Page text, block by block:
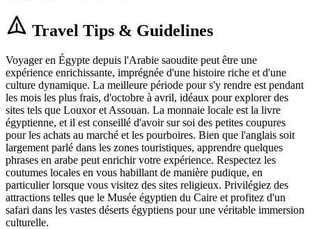
Travel Tips & Guidelines
Voyager en Égypte depuis l'Arabie saoudite peut être une
expérience enrichissante, imprégnée d'une histoire riche et d'une
culture dynamique. La meilleure période pour s'y rendre est pendant
les mois les plus frais, d'octobre à avril, idéaux pour explorer des
sites tels que Louxor et Assouan. La monnaie locale est la livre
égyptienne, et il est conseillé d'avoir sur soi des petites coupures
pour les achats au marché et les pourboires. Bien que l'anglais soit
largement parlé dans les zones touristiques, apprendre quelques
phrases en arabe peut enrichir votre expérience. Respectez les
coutumes locales en vous habillant de manière pudique, en
particulier lorsque vous visitez des sites religieux. Privilégiez des
attractions telles que le Musée égyptien du Caire et profitez d'un
safari dans les vastes déserts égyptiens pour une véritable immersion
culturelle.